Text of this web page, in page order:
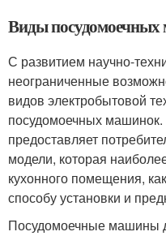
Виды
С развитием научно-
неограниченные
видов электробытовой
посудомоечных
предоставляет
модели, которая
кухонного помещения,
способу установки и
Посудомоечные машины